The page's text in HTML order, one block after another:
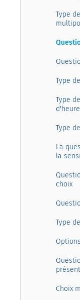
Type
Type
Type
d'heure
Type
La
la
choix
Type
Choix